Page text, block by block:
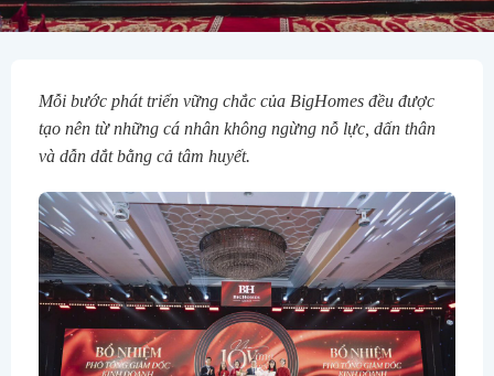
Mỗi bước phát triển vững chắc của BigHomes đều được
tạo nên từ những cá nhân không ngừng nỗ lực, dấn thân
và dẫn dắt bằng cả tâm huyết.